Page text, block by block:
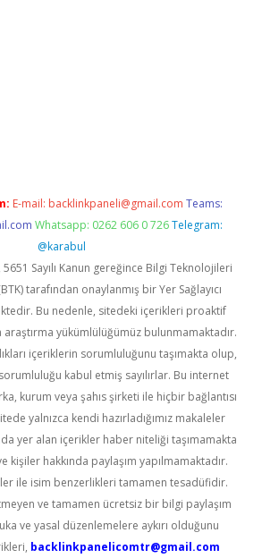
E-mail: backlinkpaneli@gmail.com Teams:
Whatsapp: 0262 606 0 726 Telegram:
@karabul
5651 Sayılı Kanun gereğince Bilgi Teknolojileri
tarafından onaylanmış bir Yer Sağlayıcı
Bu nedenle, sitedeki içerikleri proaktif
yükümlülüğümüz bulunmamaktadır.
içeriklerin sorumluluğunu taşımakta olup,
kabul etmiş sayılırlar. Bu internet
kurum veya şahıs şirketi ile hiçbir bağlantısı
yalnızca kendi hazırladığımız makaleler
yer alan içerikler haber niteliği taşımamakta
kişiler hakkında paylaşım yapılmamaktadır.
ile isim benzerlikleri tamamen tesadüfidir.
ve tamamen ücretsiz bir bilgi paylaşım
ve yasal düzenlemelere aykırı olduğunu
backlinkpanelicomtr@gmail.com